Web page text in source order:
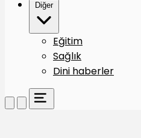
Diğer
Eğitim
Sağlık
Dini haberler